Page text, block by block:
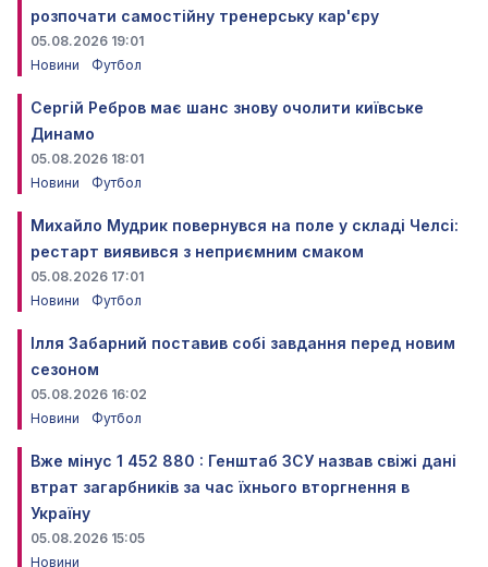
розпочати самостійну тренерську кар'єру
05.08.2026 19:01
Новини
Футбол
Сергій Ребров має шанс знову очолити київське
Динамо
05.08.2026 18:01
Новини
Футбол
Михайло Мудрик повернувся на поле у складі Челсі:
рестарт виявився з неприємним смаком
05.08.2026 17:01
Новини
Футбол
Ілля Забарний поставив собі завдання перед новим
сезоном
05.08.2026 16:02
Новини
Футбол
Вже мінус 1 452 880 : Генштаб ЗСУ назвав свіжі дані
втрат загарбників за час їхнього вторгнення в
Україну
05.08.2026 15:05
Новини